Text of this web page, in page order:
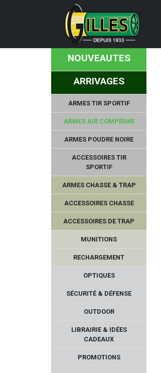
NOUVEAUTES
ARRIVAGES
ARMES TIR SPORTIF
ARMES AIR COMPRIME
ARMES POUDRE NOIRE
ACCESSOIRES TIR
SPORTIF
ARMES CHASSE & TRAP
ACCESSOIRES CHASSE
ACCESSOIRES DE TRAP
MUNITIONS
RECHARGEMENT
OPTIQUES
SÉCURITÉ & DÉFENSE
OUTDOOR
LIBRAIRIE & IDÉES
CADEAUX
PROMOTIONS